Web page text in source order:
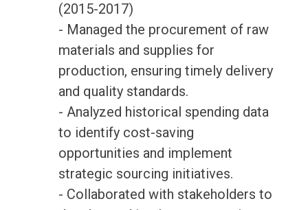
(2015-2017)
- Managed the procurement of raw
materials and supplies for
production, ensuring timely delivery
and quality standards.
- Analyzed historical spending data
to identify cost-saving
opportunities and implement
strategic sourcing initiatives.
- Collaborated with stakeholders to